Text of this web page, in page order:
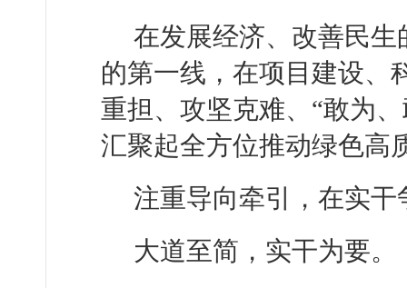
在发展经济、改善民
的第一线，在项目建设、
重担、攻坚克难、“敢为
汇聚起全方位推动绿色高
注重导向牵引，在实
大道至简，实干为要。